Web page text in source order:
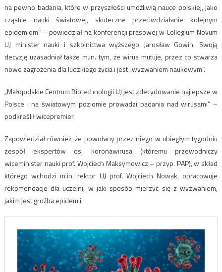
na pewno badania, które w przyszłości umożliwią nauce polskiej, jako
cząstce nauki światowej, skuteczne przeciwdziałanie kolejnym
epidemiom” – powiedział na konferencji prasowej w Collegium Novum
UJ minister nauki i szkolnictwa wyższego Jarosław Gowin. Swoją
decyzję uzasadniał także m.in. tym, że wirus mutuje, przez co stwarza
nowe zagrożenia dla ludzkiego życia i jest „wyzwaniem naukowym”.
„Małopolskie Centrum Biotechnologii UJ jest zdecydowanie najlepsze w
Polsce i na światowym poziomie prowadzi badania nad wirusami” –
podkreślił wicepremier.
Zapowiedział również, że powołany przez niego w ubiegłym tygodniu
zespół ekspertów ds. koronawirusa (któremu przewodniczy
wiceminister nauki prof. Wojciech Maksymowicz – przyp. PAP), w skład
którego wchodzi m.in. rektor UJ prof. Wojciech Nowak, opracowuje
rekomendacje dla uczelni, w jaki sposób mierzyć się z wyzwaniem,
jakim jest groźba epidemii.